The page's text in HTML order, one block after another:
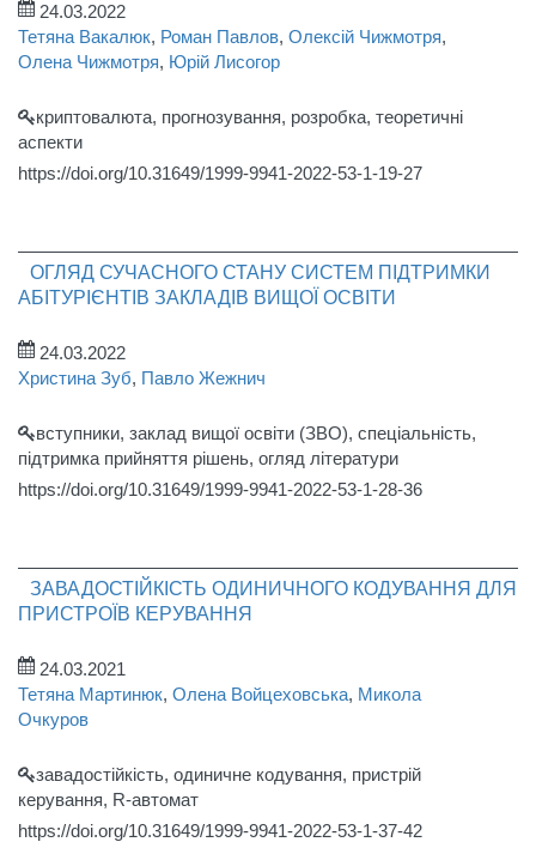
24.03.2022
Тетяна Вакалюк, Роман Павлов, Олексій Чижмотря,
Олена Чижмотря, Юрій Лисогор
криптовалюта, прогнозування, розробка, теоретичні
аспекти
https://doi.org/10.31649/1999-9941-2022-53-1-19-27
ОГЛЯД СУЧАСНОГО СТАНУ СИСТЕМ ПІДТРИМКИ
АБІТУРІЄНТІВ ЗАКЛАДІВ ВИЩОЇ ОСВІТИ
24.03.2022
Христина Зуб, Павло Жежнич
вступники, заклад вищої освіти (ЗВО), спеціальність,
підтримка прийняття рішень, огляд літератури
https://doi.org/10.31649/1999-9941-2022-53-1-28-36
ЗАВАДОСТІЙКІСТЬ ОДИНИЧНОГО КОДУВАННЯ ДЛЯ
ПРИСТРОЇВ КЕРУВАННЯ
24.03.2021
Тетяна Мартинюк, Олена Войцеховська, Микола
Очкуров
завадостійкість, одиничне кодування, пристрій
керування, R-автомат
https://doi.org/10.31649/1999-9941-2022-53-1-37-42